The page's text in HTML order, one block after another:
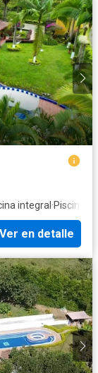
integral ·Piscina
Ver en detalle